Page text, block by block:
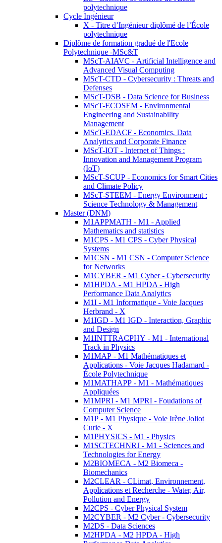
polytechnique
Cycle Ingénieur
X - Titre d’Ingénieur diplômé de l’École
polytechnique
Diplôme de formation gradué de l'Ecole
Polytechnique -MSc&T
MScT-AIAVC - Artificial Intelligence and
Advanced Visual Computing
MScT-CTD - Cybersecurity : Threats and
Defenses
MScT-DSB - Data Science for Business
MScT-ECOSEM - Environmental
Engineering and Sustainability
Management
MScT-EDACF - Economics, Data
Analytics and Corporate Finance
MScT-IOT - Internet of Things :
Innovation and Management Program
(IoT)
MScT-SCUP - Economics for Smart Cities
and Climate Policy
MScT-STEEM - Energy Environment :
Science Technology & Management
Master (DNM)
M1APPMATH - M1 - Applied
Mathematics and statistics
M1CPS - M1 CPS - Cyber Physical
Systems
M1CSN - M1 CSN - Computer Science
for Networks
M1CYBER - M1 Cyber - Cybersecurity
M1HPDA - M1 HPDA - High
Performance Data Analytics
M1I - M1 Informatique - Voie Jacques
Herbrand - X
M1IGD - M1 IGD - Interaction, Graphic
and Design
M1INTTRACPHY - M1 - International
Track in Physics
M1MAP - M1 Mathématiques et
Applications - Voie Jacques Hadamard -
École Polytechnique
M1MATHAPP - M1 - Mathématiques
Appliquées
M1MPRI - M1 MPRI - Foudations of
Computer Science
M1P - M1 Physique - Voie Irène Joliot
Curie - X
M1PHYSICS - M1 - Physics
M1SCTECHNRJ - M1 - Sciences and
Technologies for Energy
M2BIOMECA - M2 Biomeca -
Biomechanics
M2CLEAR - CLimat, Environnement,
Applications et Recherche - Water, Air,
Pollution and Energy
M2CPS - Cyber Physical System
M2CYBER - M2 Cyber - Cybersecurity
M2DS - Data Sciences
M2HPDA - M2 HPDA - High